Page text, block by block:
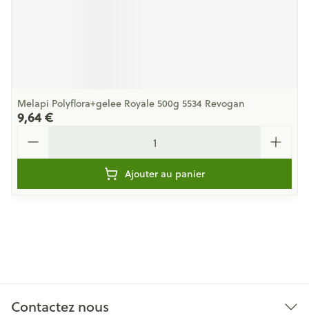
Melapi Polyflora+gelee Royale 500g 5534 Revogan
9,64 €
Ajouter au panier
Contactez nous